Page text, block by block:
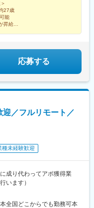
27歳
能
昇給
応募する
／フルリモート／
種未経験歓迎
成り代わってアポ獲得業
います）
全国どこからでも勤務可本